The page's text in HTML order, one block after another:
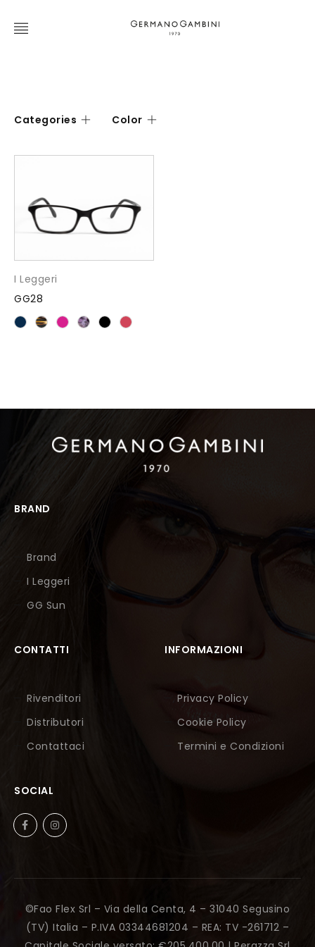
Categories Color
I Leggeri
GG28
BRAND
Brand
I Leggeri
GG Sun
CONTATTI
Rivenditori
Distributori
Contattaci
INFORMAZIONI
Privacy Policy
Cookie Policy
Termini e Condizioni
SOCIAL
©Fao Flex Srl – Via della Centa, 4 – 31040 Segusino
(TV) Italia – P.IVA 03344681204 – REA: TV -261712 –